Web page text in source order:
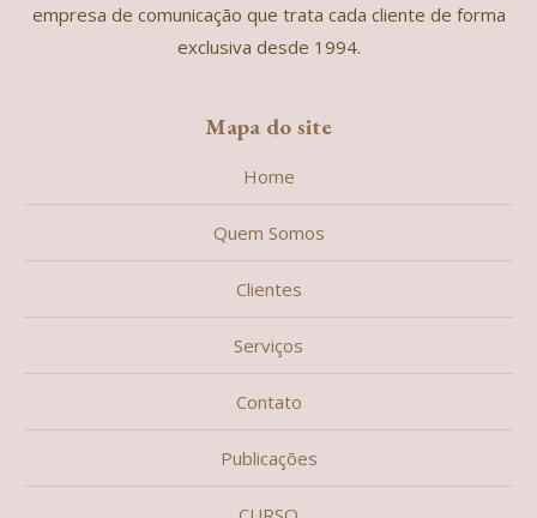
empresa de comunicação que trata cada cliente de forma
exclusiva desde 1994.
Mapa do site
Home
Quem Somos
Clientes
Serviços
Contato
Publicações